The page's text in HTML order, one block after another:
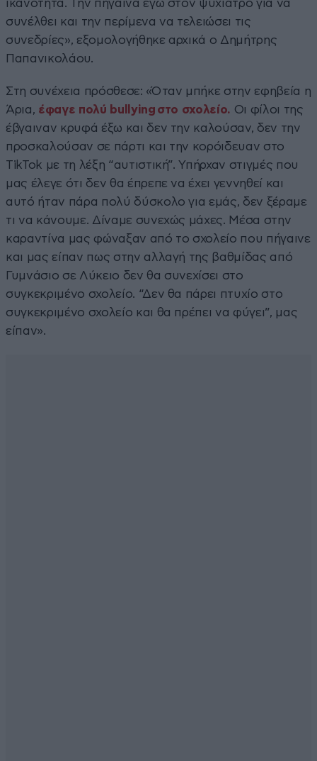
ικανότητα. Την πήγαινα εγώ στον ψυχίατρο για να
συνέλθει και την περίμενα να τελειώσει τις
συνεδρίες», εξομολογήθηκε αρχικά ο Δημήτρης
Παπανικολάου.
Στη συνέχεια πρόσθεσε: «Όταν μπήκε στην εφηβεία η
Άρια, έφαγε πολύ bullying στο σχολείο. Οι φίλοι της
έβγαιναν κρυφά έξω και δεν την καλούσαν, δεν την
προσκαλούσαν σε πάρτι και την κορόιδευαν στο
TikTok με τη λέξη “αυτιστική”. Υπήρχαν στιγμές που
μας έλεγε ότι δεν θα έπρεπε να έχει γεννηθεί και
αυτό ήταν πάρα πολύ δύσκολο για εμάς, δεν ξέραμε
τι να κάνουμε. Δίναμε συνεχώς μάχες. Μέσα στην
καραντίνα μας φώναξαν από το σχολείο που πήγαινε
και μας είπαν πως στην αλλαγή της βαθμίδας από
Γυμνάσιο σε Λύκειο δεν θα συνεχίσει στο
συγκεκριμένο σχολείο. “Δεν θα πάρει πτυχίο στο
συγκεκριμένο σχολείο και θα πρέπει να φύγει”, μας
είπαν».